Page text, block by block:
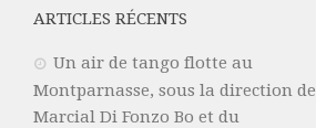
ARTICLES RÉCENTS
Un air de tango flotte au
Montparnasse, sous la direction de
Marcial Di Fonzo Bo et du